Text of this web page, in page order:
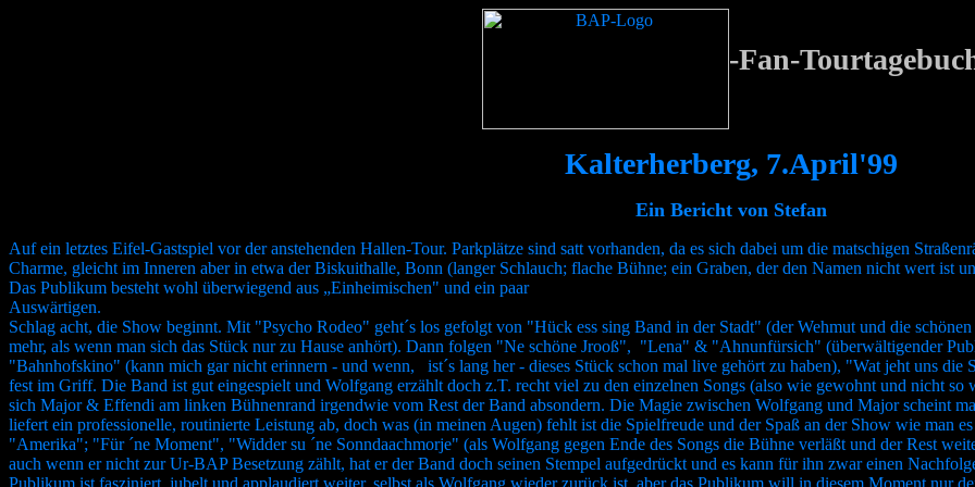
-Fan-
Kalterherberg, 7.April'99
Ein Bericht von Stefan
Auf ein letztes Eifel-Gastspiel vor der anstehenden Hallen-Tour. Parkplätze sind satt vorhanden, da es sich dabei um die matschigen
Charme, gleicht im Inneren aber in etwa der Biskuithalle, Bonn (langer Schlauch; flache Bühne; ein Graben, der den Namen nicht wert ist
Das Publikum besteht wohl überwiegend aus „Einheimischen" und ein paar
Auswärtigen.
Schlag acht, die Show beginnt. Mit "Psycho Rodeo" geht´s los gefolgt von "Hück ess sing Band in der Stadt" (der Wehmut und die
mehr, als wenn man sich das Stück nur zu Hause anhört). Dann folgen "Ne schöne Jrooß", "Lena" & "Ahnunfürsich" (überwältigender
"Bahnhofskino" (kann mich gar nicht erinnern - und wenn, ist´s lang her - dieses Stück schon mal live gehört zu haben), "Wat jeht uns
fest im Griff. Die Band ist gut eingespielt und Wolfgang erzählt doch z.T. recht viel zu den einzelnen Songs (also wie gewohnt und nicht
sich Major & Effendi am linken Bühnenrand irgendwie vom Rest der Band absondern. Die Magie zwischen Wolfgang und Major scheint
liefert ein professionelle, routinierte Leistung ab, doch was (in meinen Augen) fehlt ist die Spielfreude und der Spaß an der Show wie man
"Amerika"; "Für ´ne Moment", "Widder su ´ne Sonndaachmorje" (als Wolfgang gegen Ende des Songs die Bühne verläßt und der Rest
auch wenn er nicht zur Ur-BAP Besetzung zählt, hat er der Band doch seinen Stempel aufgedrückt und es kann für ihn zwar einen
Publikum ist fasziniert, jubelt und applaudiert weiter, selbst als Wolfgang wieder zurück ist, aber das Publikum will in diesem Moment nur